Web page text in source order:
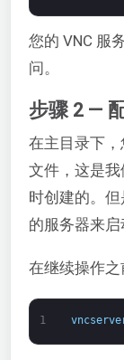
您的 VNC 服
问。
步骤 2 —
在主目录下
文件，这是我
时创建的。
的服务器来启
在继续操作
1